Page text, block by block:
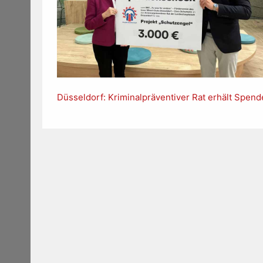
Düsseldorf: Kriminalpräventiver Rat erhält